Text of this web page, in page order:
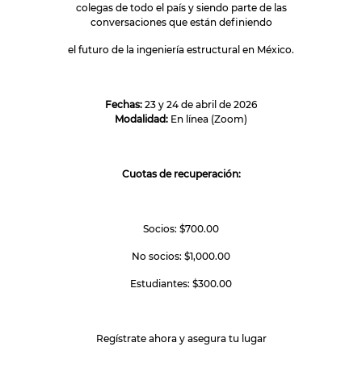
colegas de todo el país y siendo parte de las
conversaciones que están definiendo
el futuro de la ingeniería estructural en México.
Fechas: 23 y 24 de abril de 2026
Modalidad: En línea (Zoom)
Cuotas de recuperación:
Socios: $700.00
No socios: $1,000.00
Estudiantes: $300.00
Regístrate ahora y asegura tu lugar